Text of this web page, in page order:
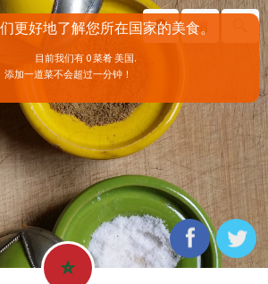
更好地了解您所在国家的美食。
目前我们有 0 菜肴 美国.
添加一道菜不会超过一分钟！